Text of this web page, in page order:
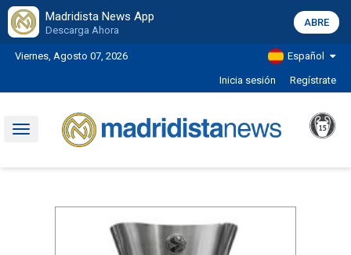
Madridista News App
Descarga Ahora
ABRE
Viernes, Agosto 07, 2026 Español
Inicia sesión Regístrate
Toggle